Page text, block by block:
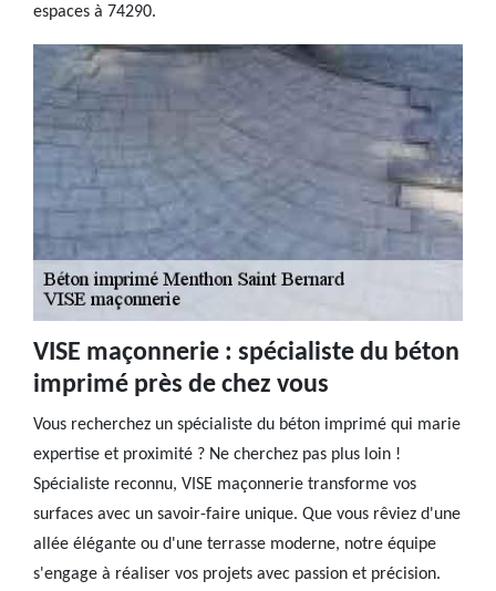
espaces à 74290.
VISE maçonnerie : spécialiste du béton
imprimé près de chez vous
Vous recherchez un spécialiste du béton imprimé qui marie
expertise et proximité ? Ne cherchez pas plus loin !
Spécialiste reconnu, VISE maçonnerie transforme vos
surfaces avec un savoir-faire unique. Que vous rêviez d'une
allée élégante ou d'une terrasse moderne, notre équipe
s'engage à réaliser vos projets avec passion et précision.